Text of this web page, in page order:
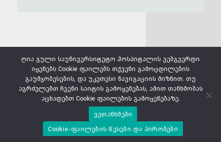
კონფიდენციალურობის პოლიტიკა
კონფიდენციალურობის პოლიტიკა
Copyright © 2025 Open Heart. All Rights Reserved | Created by
ღია გული საუნივერსიტეტო ჰოსპიტალის ვებგვერდი
იყენებს Cookie ფაილებს თქვენი გამოცდილების
გაუმჯობესების, და უკეთესი ნავიგაციის მიზნით. თუ
აგრძელებთ ჩვენი საიტის გამოყენებას, ამით თანხმობას
აცხადებთ Cookie ფაილების გამოყენებაზე.
ვეთანხმები
Cookie-ფაილების წესები და პირობები